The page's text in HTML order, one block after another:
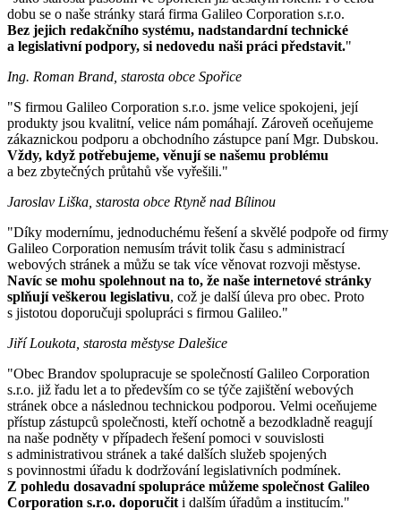
dobu se o naše stránky stará firma Galileo Corporation s.r.o.
Bez jejich redakčního systému, nadstandardní technické
a legislativní podpory, si nedovedu naši práci představit."
Ing. Roman Brand, starosta obce Spořice
"S firmou Galileo Corporation s.r.o. jsme velice spokojeni, její
produkty jsou kvalitní, velice nám pomáhají. Zároveň oceňujeme
zákaznickou podporu a obchodního zástupce paní Mgr. Dubskou.
Vždy, když potřebujeme, věnují se našemu problému
a bez zbytečných průtahů vše vyřešili."
Jaroslav Liška, starosta obce Rtyně nad Bílinou
"Díky modernímu, jednoduchému řešení a skvělé podpoře od firmy
Galileo Corporation nemusím trávit tolik času s administrací
webových stránek a můžu se tak více věnovat rozvoji městyse.
Navíc se mohu spolehnout na to, že naše internetové stránky
splňují veškerou legislativu, což je další úleva pro obec. Proto
s jistotou doporučuji spolupráci s firmou Galileo."
Jiří Loukota, starosta městyse Dalešice
"Obec Brandov spolupracuje se společností Galileo Corporation
s.r.o. již řadu let a to především co se týče zajištění webových
stránek obce a následnou technickou podporou. Velmi oceňujeme
přístup zástupců společnosti, kteří ochotně a bezodkladně reagují
na naše podněty v případech řešení pomoci v souvislosti
s administrativou stránek a také dalších služeb spojených
s povinnostmi úřadu k dodržování legislativních podmínek.
Z pohledu dosavadní spolupráce můžeme společnost Galileo
Corporation s.r.o. doporučit i dalším úřadům a institucím."